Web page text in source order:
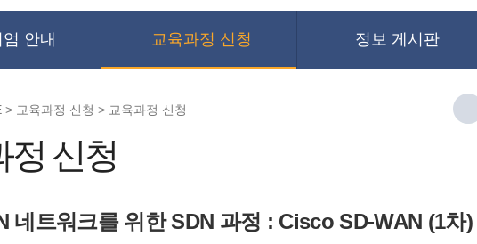
안내 교육과정 신청 정보 게시판
> 교육과정 신청 > 교육과정 신청
정 신청
네트워크를 위한 SDN 과정 : Cisco SD-WAN (1차)